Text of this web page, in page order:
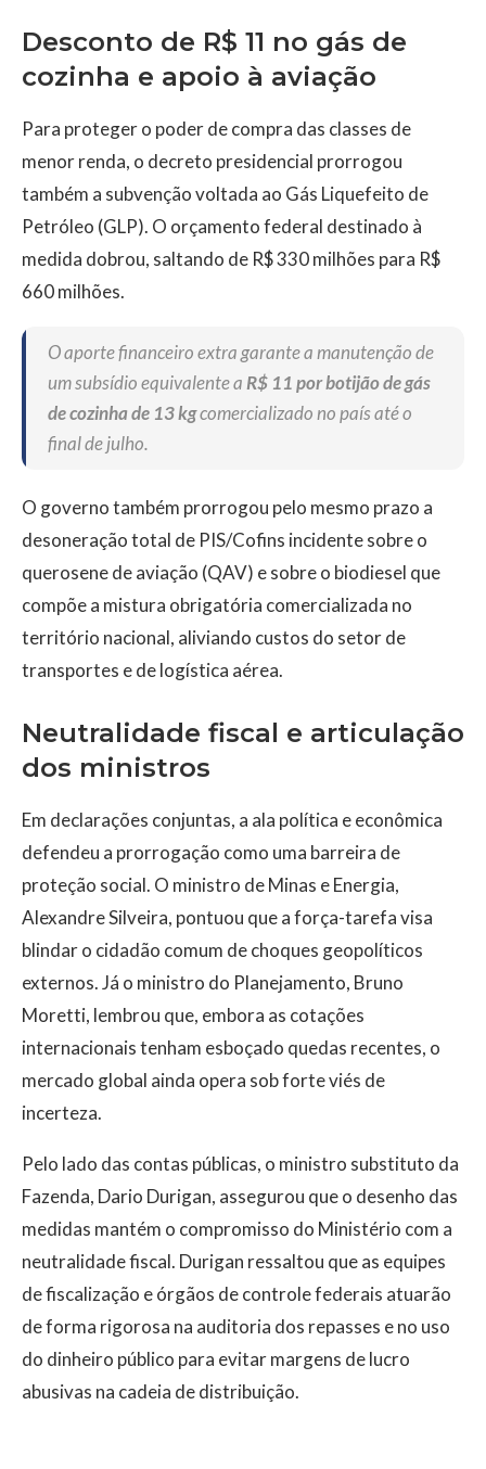
Desconto de R$ 11 no gás de
cozinha e apoio à aviação
Para proteger o poder de compra das classes de
menor renda, o decreto presidencial prorrogou
também a subvenção voltada ao Gás Liquefeito de
Petróleo (GLP). O orçamento federal destinado à
medida dobrou, saltando de R$ 330 milhões para R$
660 milhões.
O aporte financeiro extra garante a manutenção de
um subsídio equivalente a R$ 11 por botijão de gás
de cozinha de 13 kgcomercializado no país até o
final de julho.
O governo também prorrogou pelo mesmo prazo a
desoneração total de PIS/Cofins incidente sobre o
querosene de aviação (QAV) e sobre o biodiesel que
compõe a mistura obrigatória comercializada no
território nacional, aliviando custos do setor de
transportes e de logística aérea.
Neutralidade fiscal e articulação
dos ministros
Em declarações conjuntas, a ala política e econômica
defendeu a prorrogação como uma barreira de
proteção social. O ministro de Minas e Energia,
Alexandre Silveira, pontuou que a força-tarefa visa
blindar o cidadão comum de choques geopolíticos
externos. Já o ministro do Planejamento, Bruno
Moretti, lembrou que, embora as cotações
internacionais tenham esboçado quedas recentes, o
mercado global ainda opera sob forte viés de
incerteza.
Pelo lado das contas públicas, o ministro substituto da
Fazenda, Dario Durigan, assegurou que o desenho das
medidas mantém o compromisso do Ministério com a
neutralidade fiscal. Durigan ressaltou que as equipes
de fiscalização e órgãos de controle federais atuarão
de forma rigorosa na auditoria dos repasses e no uso
do dinheiro público para evitar margens de lucro
abusivas na cadeia de distribuição.